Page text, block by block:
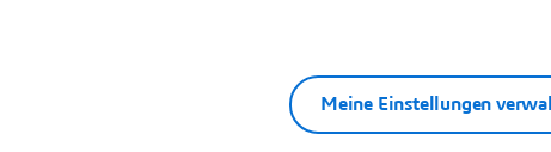
Meine Einstellungen